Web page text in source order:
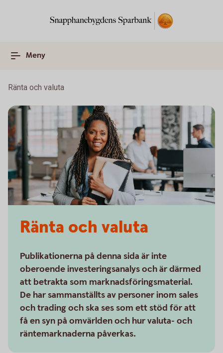
Meny
Ränta och valuta
Ränta och valuta
Publikationerna på denna sida är inte
oberoende investeringsanalys och är därmed
att betrakta som marknadsföringsmaterial.
De har sammanställts av personer inom sales
och trading och ska ses som ett stöd för att
få en syn på omvärlden och hur valuta- och
räntemarknaderna påverkas.